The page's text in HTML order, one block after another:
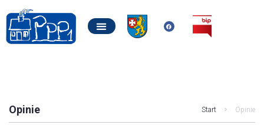
Opinie Start Opinie